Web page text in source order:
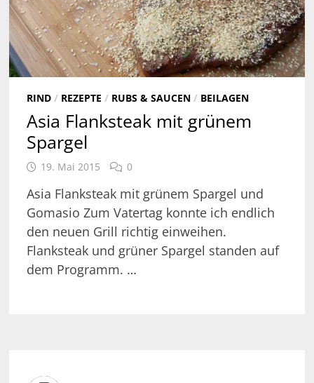
RIND/ REZEPTE / RUBS & SAUCEN/ BEILAGEN
Asia Flanksteak mit grünem
Spargel
19. Mai 2015 0
Asia Flanksteak mit grünem Spargel und
Gomasio Zum Vatertag konnte ich endlich
den neuen Grill richtig einweihen.
Flanksteak und grüner Spargel standen auf
dem Programm. …